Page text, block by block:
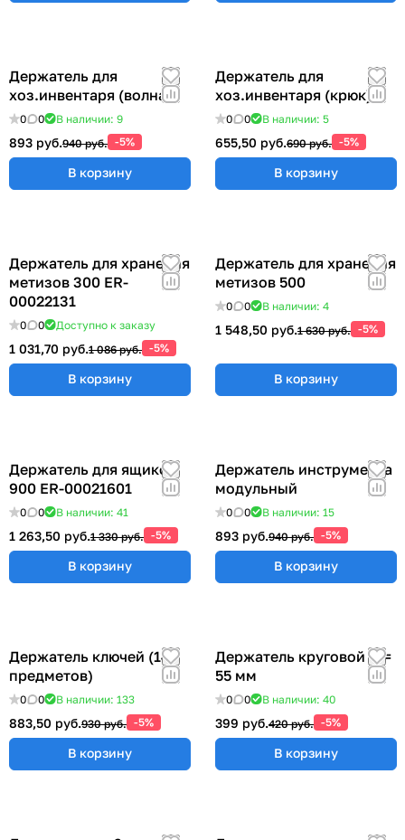
Держатель для
хоз.инвентаря (волна)
0 0 В наличии: 9
893 руб.940 руб. -5%
В корзину
Держатель для
хоз.инвентаря (крюк)
0 0 В наличии: 5
655,50 руб.690 руб. -5%
В корзину
Держатель для хранения
метизов 300 ER-
00022131
0 0 Доступно к заказу
1 031,70 руб.1 086 руб. -5%
В корзину
Держатель для хранения
метизов 500
0 0 В наличии: 4
1 548,50 руб.1 630 руб. -5%
В корзину
Держатель для ящиков
900 ER-00021601
0 0 В наличии: 41
1 263,50 руб.1 330 руб. -5%
В корзину
Держатель инструмента
модульный
0 0 В наличии: 15
893 руб.940 руб. -5%
В корзину
Держатель ключей (14
предметов)
0 0 В наличии: 133
883,50 руб.930 руб. -5%
В корзину
Держатель круговой Ø =
55 мм
0 0 В наличии: 40
399 руб.420 руб. -5%
В корзину